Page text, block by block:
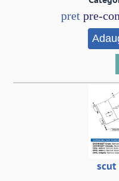
pretpre-
scut